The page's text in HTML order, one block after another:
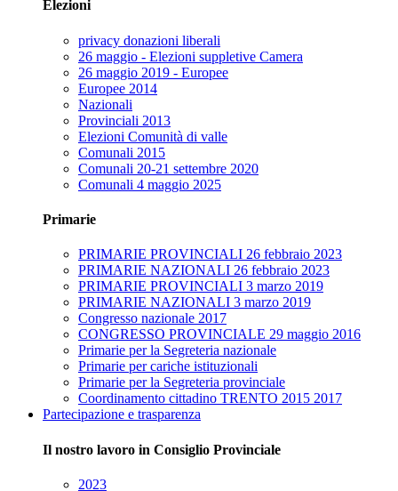
Elezioni
privacy donazioni liberali
26 maggio - Elezioni suppletive Camera
26 maggio 2019 - Europee
Europee 2014
Nazionali
Provinciali 2013
Elezioni Comunità di valle
Comunali 2015
Comunali 20-21 settembre 2020
Comunali 4 maggio 2025
Primarie
PRIMARIE PROVINCIALI 26 febbraio 2023
PRIMARIE NAZIONALI 26 febbraio 2023
PRIMARIE PROVINCIALI 3 marzo 2019
PRIMARIE NAZIONALI 3 marzo 2019
Congresso nazionale 2017
CONGRESSO PROVINCIALE 29 maggio 2016
Primarie per la Segreteria nazionale
Primarie per cariche istituzionali
Primarie per la Segreteria provinciale
Coordinamento cittadino TRENTO 2015 2017
Partecipazione e trasparenza
Il nostro lavoro in Consiglio Provinciale
2023